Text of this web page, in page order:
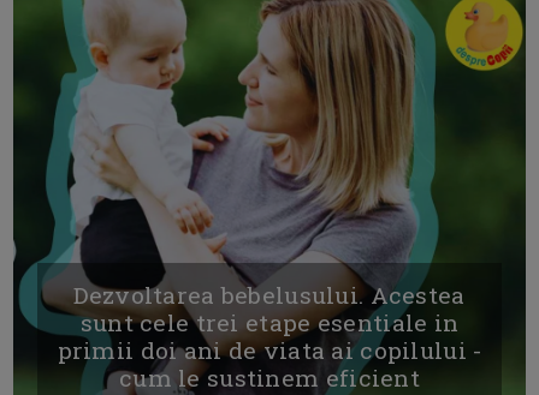
Dezvoltarea bebelusului. Acestea
sunt cele trei etape esentiale in
primii doi ani de viata ai copilului -
cum le sustinem eficient